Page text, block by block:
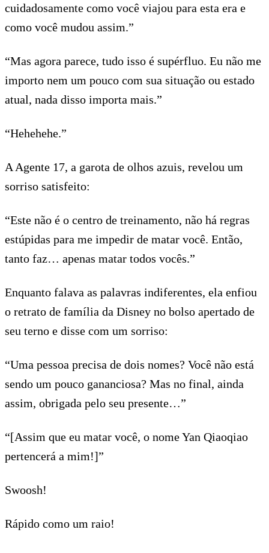
cuidadosamente como você viajou para esta era e
como você mudou assim.”
“Mas agora parece, tudo isso é supérfluo. Eu não me
importo nem um pouco com sua situação ou estado
atual, nada disso importa mais.”
“Hehehehe.”
A Agente 17, a garota de olhos azuis, revelou um
sorriso satisfeito:
“Este não é o centro de treinamento, não há regras
estúpidas para me impedir de matar você. Então,
tanto faz… apenas matar todos vocês.”
Enquanto falava as palavras indiferentes, ela enfiou
o retrato de família da Disney no bolso apertado de
seu terno e disse com um sorriso:
“Uma pessoa precisa de dois nomes? Você não está
sendo um pouco gananciosa? Mas no final, ainda
assim, obrigada pelo seu presente…”
“[Assim que eu matar você, o nome Yan Qiaoqiao
pertencerá a mim!]”
Swoosh!
Rápido como um raio!